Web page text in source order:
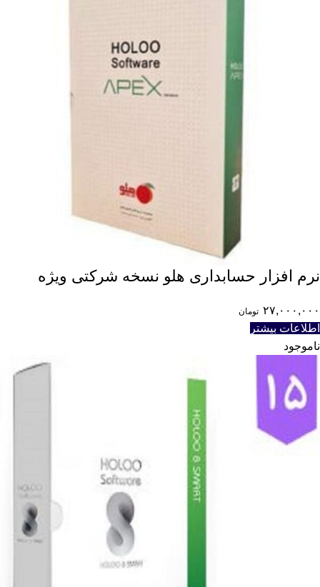
نرم افزار حسابداری هلو نسخه شرکتی ویژه
۲۷,۰۰۰,۰۰۰ تومان
اطلاعات بیشتر
ناموجود